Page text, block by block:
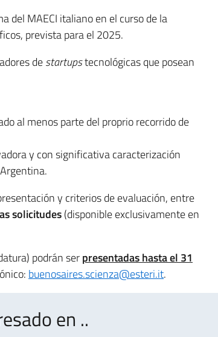
del MAECI italiano en el curso de la
prevista para el 2025.
destartupstecnológicas que posean
al menos parte del proprio recorrido de
y con significativa caracterización
y criterios de evaluación, entre
solicitudes(disponible exclusivamente en
podrán serpresentadas hasta el 31
buenosaires.scienza@esteri.it.
en ..